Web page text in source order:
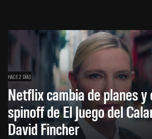
HACE 2 DÍAS
Netflix cambia de planes y
spinoff de El Juego del
David Fincher